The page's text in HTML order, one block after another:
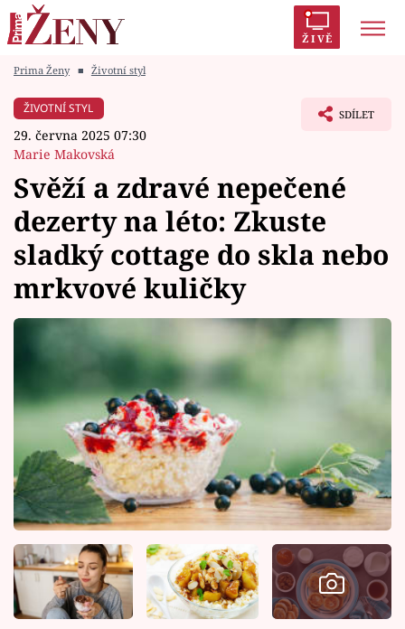
ŽIVĚ
Módní alarm
Témata
Celebrity
Vztahy
Seriály
Horoskopy
Sledujte prima+
Filmový festival Karlovy Vary
Pořady
Mámy sobě
Prima Ženy ■ Životní styl
ŽIVOTNÍ STYL
29. června 2025 07:30
Marie Makovská
SDÍLET
Svěží a zdravé nepečené
dezerty na léto: Zkuste
sladký cottage do skla nebo
mrkvové kuličky